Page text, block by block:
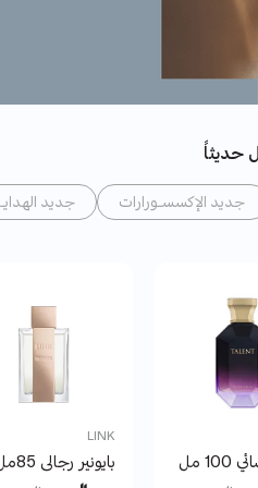
حديثاً
جديد الإكسســــورارات جديد
مل
LINK
بايونير رجالى 85مل